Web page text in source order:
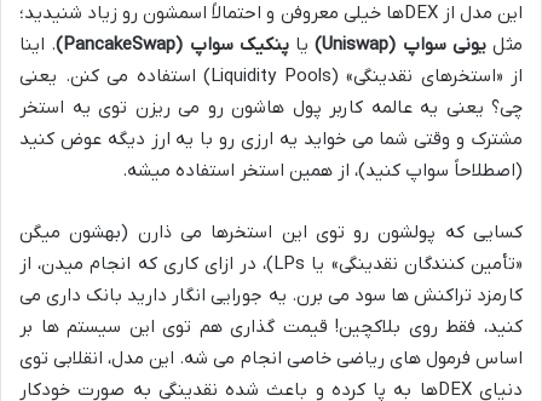
این مدل از DEXها خیلی معروفن و احتمالاً اسمشون رو زیاد شنیدید؛
مثلیونی سواپ (Uniswap) یاپنکیک سواپ (PancakeSwap)
. اینا
از «استخرهای نقدینگی» (Liquidity Pools) استفاده می کنن. یعنی
چی؟ یعنی یه عالمه کاربر پول هاشون رو می ریزن توی یه استخر
مشترک و وقتی شما می خواید یه ارزی رو با یه ارز دیگه عوض کنید
(اصطلاحاً سواپ کنید)، از همین استخر استفاده میشه.
کسایی که پولشون رو توی این استخرها می ذارن (بهشون میگن
«تأمین کنندگان نقدینگی» یا LPs)، در ازای کاری که انجام میدن، از
کارمزد تراکنش ها سود می برن. یه جورایی انگار دارید بانک داری می
کنید، فقط روی بلاکچین! قیمت گذاری هم توی این سیستم ها بر
اساس فرمول های ریاضی خاصی انجام می شه. این مدل، انقلابی توی
دنیای DEXها به پا کرده و باعث شده نقدینگی به صورت خودکار